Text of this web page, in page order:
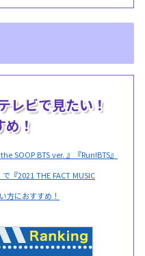
ビで見たい！
！
SOOP BTS ver. 』『Run!BTS』
『2021 THE FACT MUSIC
方におすすめ！